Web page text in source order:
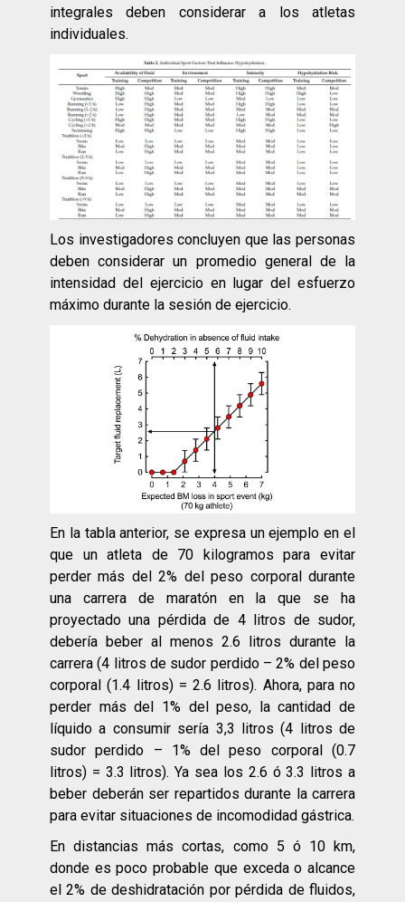
integrales deben considerar a los atletas
individuales.
Los investigadores concluyen que las personas
deben considerar un promedio general de la
intensidad del ejercicio en lugar del esfuerzo
máximo durante la sesión de ejercicio.
En la tabla anterior, se expresa un ejemplo en el
que un atleta de 70 kilogramos para evitar
perder más del 2% del peso corporal durante
una carrera de maratón en la que se ha
proyectado una pérdida de 4 litros de sudor,
debería beber al menos 2.6 litros durante la
carrera (4 litros de sudor perdido – 2% del peso
corporal (1.4 litros) = 2.6 litros). Ahora, para no
perder más del 1% del peso, la cantidad de
líquido a consumir sería 3,3 litros (4 litros de
sudor perdido – 1% del peso corporal (0.7
litros) = 3.3 litros). Ya sea los 2.6 ó 3.3 litros a
beber deberán ser repartidos durante la carrera
para evitar situaciones de incomodidad gástrica.
En distancias más cortas, como 5 ó 10 km,
donde es poco probable que exceda o alcance
el 2% de deshidratación por pérdida de fluidos,